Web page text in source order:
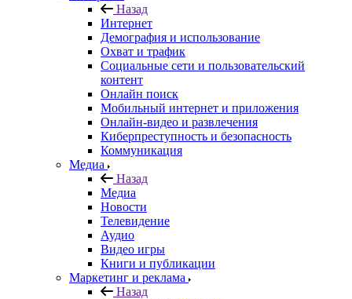
Назад
Интернет
Демография и использование
Охват и трафик
Социальные сети и пользовательский
контент
Онлайн поиск
Мобильный интернет и приложения
Онлайн-видео и развлечения
Киберпреступность и безопасность
Коммуникация
Медиа
Назад
Медиа
Новости
Телевидение
Аудио
Видео игры
Книги и публикации
Маркетинг и реклама
Назад